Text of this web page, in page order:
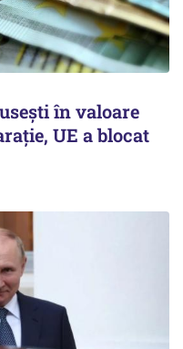
în valoare
UE a blocat